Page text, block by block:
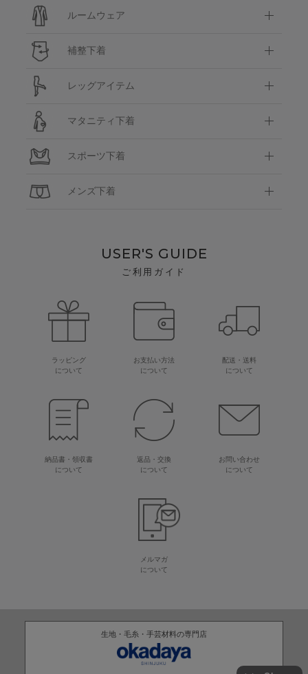
ルームウェア
補整下着
レッグアイテム
マタニティ下着
スポーツ下着
メンズ下着
USER'S GUIDE
ご利用ガイド
ラッピング
について
お支払い方法
について
配送・送料
について
納品書・領収書
について
返品・交換
について
お問い合わせ
について
メルマガ
について
生地・毛糸・手芸材料の専門店